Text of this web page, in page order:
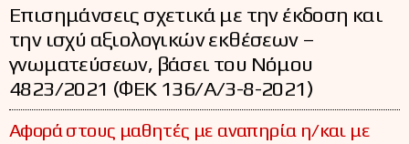
Επισημάνσεις σχετικά με την έκδοση και
την ισχύ αξιολογικών εκθέσεων –
γνωματεύσεων, βάσει του Νόμου
4823/2021 (ΦΕΚ 136/Α/3-8-2021)
Αφορά στους μαθητές με αναπηρία η/και με